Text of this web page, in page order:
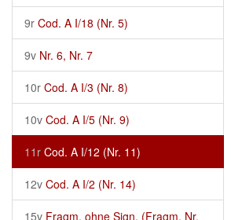
9r Cod. A I/18 (Nr. 5)
9v Nr. 6, Nr. 7
10r Cod. A I/3 (Nr. 8)
10v Cod. A I/5 (Nr. 9)
11r Cod. A I/12 (Nr. 11)
12v Cod. A I/2 (Nr. 14)
15v Fragm. ohne Sign. (Fragm. Nr.